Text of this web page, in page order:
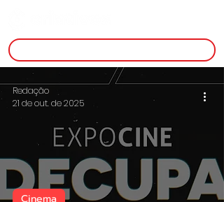
Cinema
Redação
21 de out. de 2025